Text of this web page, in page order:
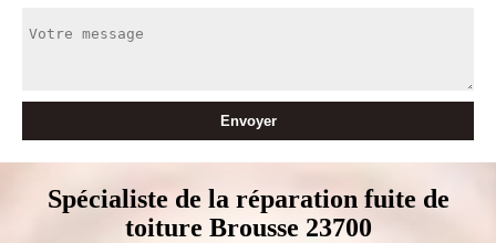
Spécialiste de la réparation fuite de
toiture Brousse 23700